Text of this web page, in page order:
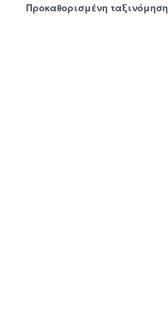
Προκαθορισμένη ταξινόμηση